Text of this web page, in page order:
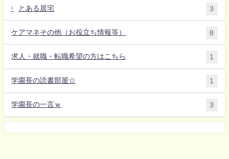
とある居宅 3
ケアマネその他（お役立ち情報等） 8
求人・就職・転職希望の方はこちら 1
学園長の読書部屋☆ 1
学園長の一言ｗ 3